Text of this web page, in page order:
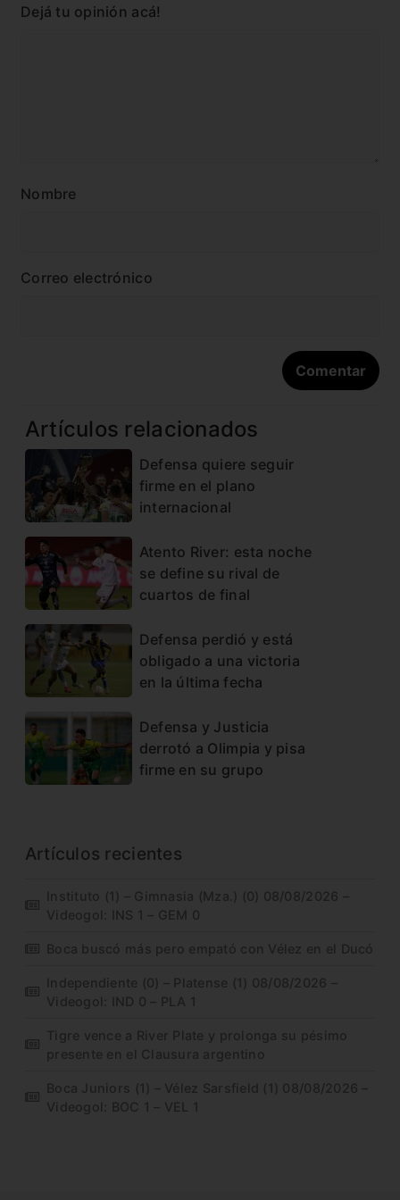
Dejá tu opinión acá!
Nombre
Correo electrónico
Artículos relacionados
Defensa quiere seguir
firme en el plano
internacional
Atento River: esta noche
se define su rival de
cuartos de final
Defensa perdió y está
obligado a una victoria
en la última fecha
Defensa y Justicia
derrotó a Olimpia y pisa
firme en su grupo
Artículos recientes
Instituto (1) – Gimnasia (Mza.) (0) 08/08/2026 –
Videogol: INS 1 – GEM 0
Boca buscó más pero empató con Vélez en el Ducó
Independiente (0) – Platense (1) 08/08/2026 –
Videogol: IND 0 – PLA 1
Tigre vence a River Plate y prolonga su pésimo
presente en el Clausura argentino
Boca Juniors (1) – Vélez Sarsfield (1) 08/08/2026 –
Videogol: BOC 1 – VEL 1